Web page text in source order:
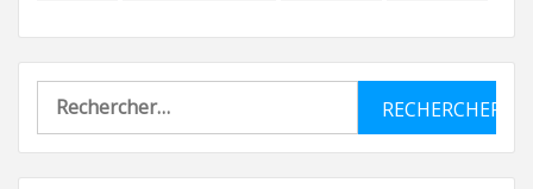
Rechercher :